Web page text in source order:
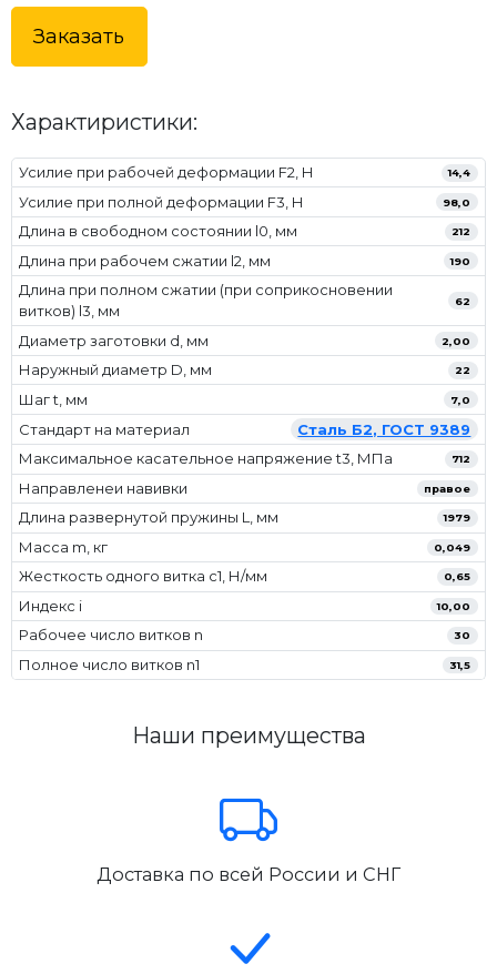
Заказать
Характиристики:
Усилие при рабочей деформации F2, Н 14,4
Усилие при полной деформации F3, Н 98,0
Длина в свободном состоянии l0, мм 212
Длина при рабочем сжатии l2, мм 190
Длина при полном сжатии (при соприкосновении
витков) l3, мм
62
Диаметр заготовки d, мм 2,00
Наружный диаметр D, мм 22
Шаг t, мм 7,0
Стандарт на материал
Сталь Б2, ГОСТ 9389
Максимальное касательное напряжение t3, МПа
712
Направленеи навивки правое
Длина развернутой пружины L, мм 1979
Масса m, кг 0,049
Жесткость одного витка c1, Н/мм 0,65
Индекс i 10,00
Рабочее число витков n 30
Полное число витков n1 31,5
Наши преимущества
Доставка по всей России и СНГ